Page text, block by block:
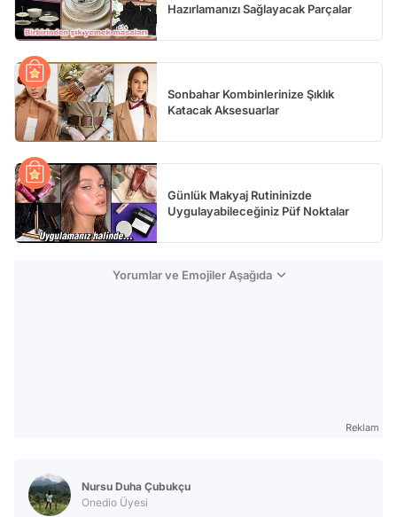
Hazırlamanızı Sağlayacak Parçalar
Sonbahar Kombinlerinize Şıklık
Katacak Aksesuarlar
Günlük Makyaj Rutininizde
Uygulayabileceğiniz Püf Noktalar
Yorumlar ve Emojiler Aşağıda
Reklam
Nursu Duha Çubukçu
Onedio Üyesi